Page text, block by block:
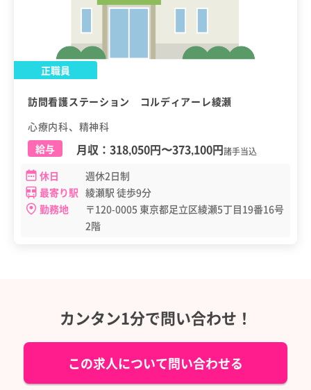
正職員
訪問看護ステーション コルディアーレ綾瀬
心療内科、精神科
給与
月収： 318,050円〜373,100円諸手当込
休日
週休2日制
最寄り駅 綾瀬駅 徒歩9分
勤務地
〒120-0005 東京都足立区綾瀬5丁目19番16号
2階
カンタン1分で問い合わせ！
この求人について問い合わせる